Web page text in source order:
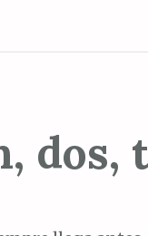
dos,